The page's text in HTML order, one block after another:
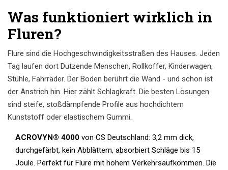
Was funktioniert wirklich in
Fluren?
Flure sind die Hochgeschwindigkeitsstraßen des Hauses. Jeden
Tag laufen dort Dutzende Menschen, Rollkoffer, Kinderwagen,
Stühle, Fahrräder. Der Boden berührt die Wand - und schon ist
der Anstrich hin. Hier zählt Schlagkraft. Die besten Lösungen
sind steife, stoßdämpfende Profile aus hochdichtem
Kunststoff oder elastischem Gummi.
ACROVYN® 4000 von CS Deutschland: 3,2 mm dick,
durchgefärbt, kein Abblättern, absorbiert Schläge bis 15
Joule. Perfekt für Flure mit hohem Verkehrsaufkommen. Die